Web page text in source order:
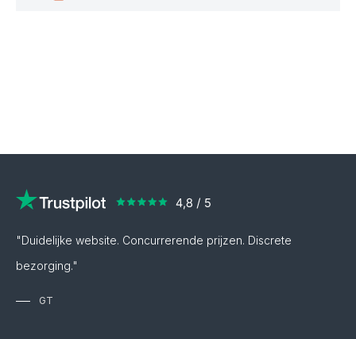
"Duidelijke website. Concurrerende prijzen. Discrete
bezorging."
GT